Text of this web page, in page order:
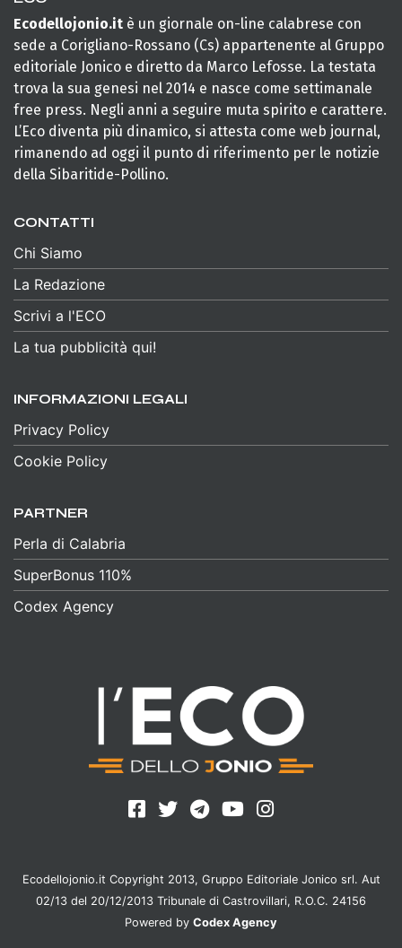
Ecodellojonio.it è un giornale on-line calabrese con
sede a Corigliano-Rossano (Cs) appartenente al Gruppo
editoriale Jonico e diretto da Marco Lefosse. La testata
trova la sua genesi nel 2014 e nasce come settimanale
free press. Negli anni a seguire muta spirito e carattere.
L’Eco diventa più dinamico, si attesta come web journal,
rimanendo ad oggi il punto di riferimento per le notizie
della Sibaritide-Pollino.
CONTATTI
Chi Siamo
La Redazione
Scrivi a l'ECO
La tua pubblicità qui!
INFORMAZIONI LEGALI
Privacy Policy
Cookie Policy
PARTNER
Perla di Calabria
SuperBonus 110%
Codex Agency
Ecodellojonio.it Copyright 2013, Gruppo Editoriale Jonico srl. Aut
02/13 del 20/12/2013 Tribunale di Castrovillari, R.O.C. 24156
Powered by Codex Agency